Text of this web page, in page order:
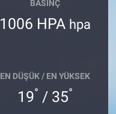
BASINÇ
1006 HPA hpa
EN DÜŞÜK / EN YÜKSEK
19° / 35°